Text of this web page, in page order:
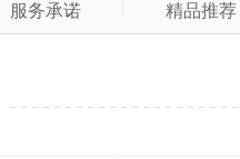
服务承诺 精品推荐